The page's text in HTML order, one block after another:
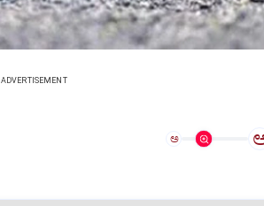
ADVERTISEMENT
ಅ